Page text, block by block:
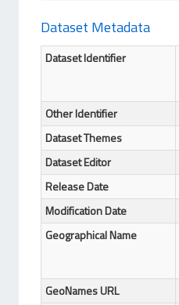
Dataset Metadata
Dataset Identifier
Other Identifier
Dataset Themes
Dataset Editor
Release Date
Modification Date
Geographical Name
GeoNames URL